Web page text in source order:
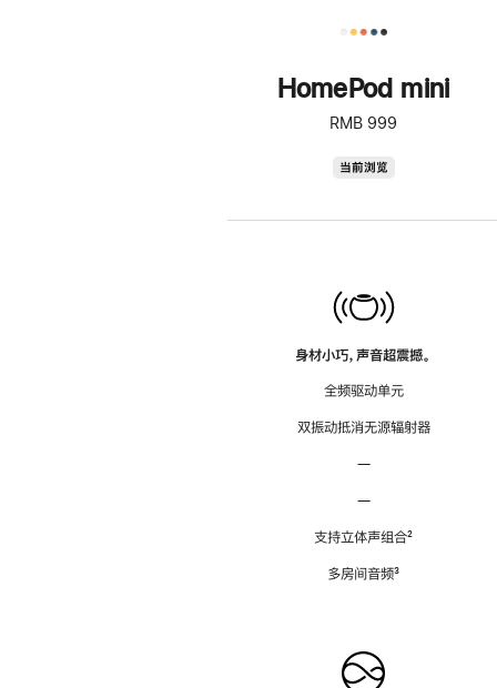
HomePod mini
RMB 999
当前浏览
身材小巧，声音超震撼。
全频驱动单元
双振动抵消无源辐射器
—
—
支持立体声组合脚
²
多房间音频脚
³